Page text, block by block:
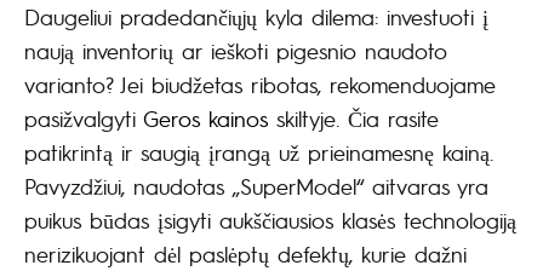
Daugeliui pradedančiųjų kyla dilema: investuoti į
naują inventorių ar ieškoti pigesnio naudoto
varianto? Jei biudžetas ribotas, rekomenduojame
pasižvalgyti Geros kainos skiltyje. Čia rasite
patikrintą ir saugią įrangą už prieinamesnę kainą.
Pavyzdžiui, naudotas „SuperModel“ aitvaras yra
puikus būdas įsigyti aukščiausios klasės technologiją
nerizikuojant dėl paslėptų defektų, kurie dažni